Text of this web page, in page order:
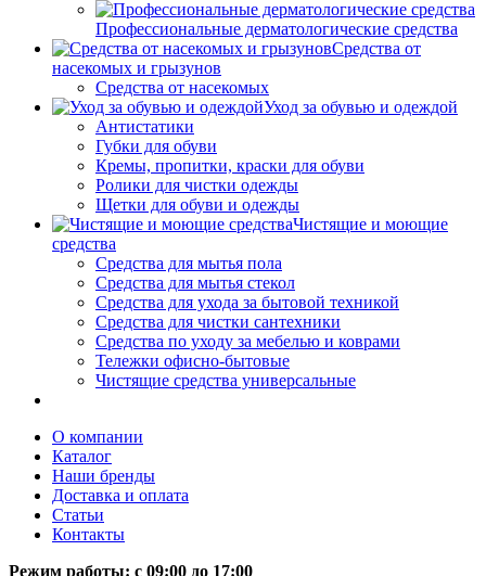
Профессиональные дерматологические средства
Средства от
насекомых и грызунов
Средства от насекомых
Уход за обувью и одеждой
Антистатики
Губки для обуви
Кремы, пропитки, краски для обуви
Ролики для чистки одежды
Щетки для обуви и одежды
Чистящие и моющие
средства
Средства для мытья пола
Средства для мытья стекол
Средства для ухода за бытовой техникой
Средства для чистки сантехники
Средства по уходу за мебелью и коврами
Тележки офисно-бытовые
Чистящие средства универсальные
О компании
Каталог
Наши бренды
Доставка и оплата
Статьи
Контакты
Режим работы: c 09:00 до 17:00